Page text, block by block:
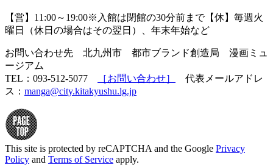
【営】11:00～19:00※入館は閉館の30分前まで【休】毎週火
曜日（休日の場合はその翌日）、年末年始など
お問い合わせ先 北九州市 都市ブランド創造局 漫画ミュ
ージアム
TEL：093-512-5077
［お問い合わせ］
代表メールアドレ
ス： manga@city.kitakyushu.lg.jp
This site is protected by reCAPTCHA and the Google Privacy
Policy and Terms of Service apply.